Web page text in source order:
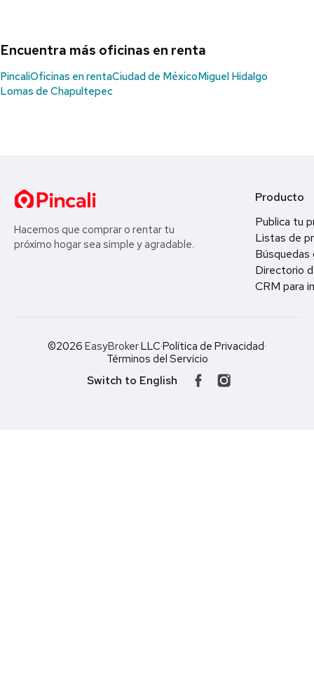
Encuentra más oficinas en renta
PincaliOficinas en rentaCiudad de MéxicoMiguel Hidalgo
Lomas de Chapultepec
Hacemos que comprar o rentar tu
próximo hogar sea simple y agradable.
Producto
Publica tu
Listas de
Búsquedas
Directorio
CRM para
©2026 EasyBrokerLLC·Política de Privacidad·
Términos del Servicio
Switch to English